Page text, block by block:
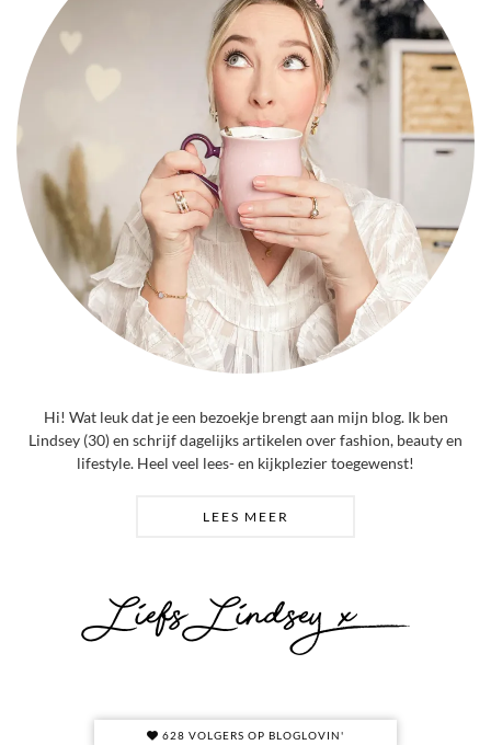
Hi! Wat leuk dat je een bezoekje brengt aan mijn blog. Ik ben
Lindsey (30) en schrijf dagelijks artikelen over fashion, beauty en
lifestyle. Heel veel lees- en kijkplezier toegewenst!
LEES MEER
628 VOLGERS OP BLOGLOVIN'